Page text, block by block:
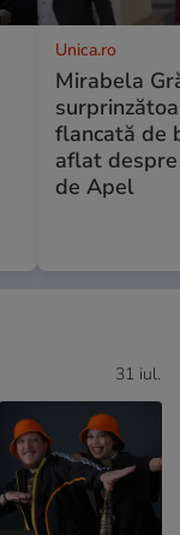
Unica.ro
Mirabela
flancată de
aflat
de Apel
31 iul.